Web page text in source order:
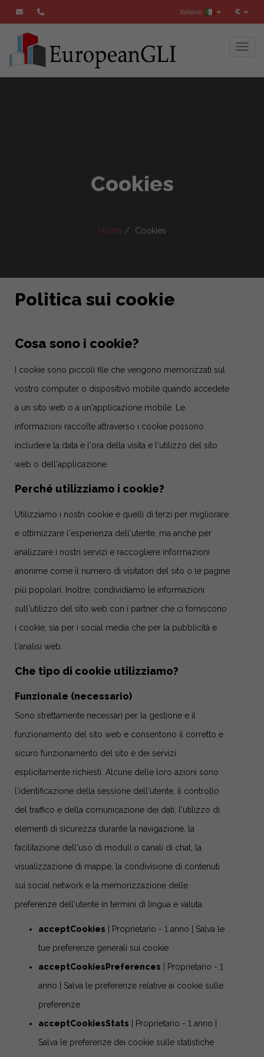
€
Italiano
Cookies
Home Cookies
Politica sui cookie
Cosa sono i cookie?
I cookie sono piccoli file che vengono memorizzati sul
vostro computer o dispositivo mobile quando accedete
a un sito web o a un'applicazione mobile. Le
informazioni raccolte attraverso i cookie possono
includere la data e l'ora della visita e l'utilizzo del sito
web o dell'applicazione.
Perché utilizziamo i cookie?
Utilizziamo i nostri cookie e quelli di terzi per migliorare
e ottimizzare l'esperienza dell'utente, ma anche per
analizzare i nostri servizi e raccogliere informazioni
anonime come il numero di visitatori del sito o le pagine
più popolari. Inoltre, condividiamo le informazioni
sull'utilizzo del sito web con i partner che ci forniscono
i cookie, sia per i social media che per la pubblicità e
l'analisi web.
Che tipo di cookie utilizziamo?
Funzionale (necessario)
Sono strettamente necessari per la gestione e il
funzionamento del sito web e consentono il corretto e
sicuro funzionamento del sito e dei servizi
esplicitamente richiesti. Alcune delle loro azioni sono
l'identificazione della sessione dell'utente, il controllo
del traffico e della comunicazione dei dati, l'utilizzo di
elementi di sicurezza durante la navigazione, la
facilitazione dell'uso di moduli o canali di chat, la
visualizzazione di mappe, la condivisione di contenuti
sui social network e la memorizzazione delle
preferenze dell'utente in termini di lingua e valuta.
acceptCookies | Proprietario - 1 anno | Salva le
tue preferenze generali sui cookie
acceptCookiesPreferences | Proprietario - 1
anno | Salva le preferenze relative ai cookie sulle
preferenze
acceptCookiesStats | Proprietario - 1 anno |
Salva le preferenze dei cookie sulle statistiche